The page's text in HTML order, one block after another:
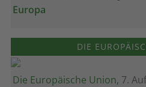
Europa
DIE
Die Europäische Union, 7.